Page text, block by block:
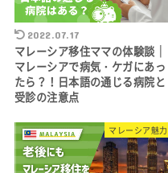
2022.07.17
マレーシア移住ママの体験談｜
マレーシアで病気・ケガにあっ
たら？！日本語の通じる病院と
受診の注意点
マレーシア魅力